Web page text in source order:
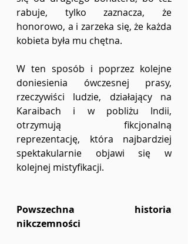
rabuje, tylko zaznacza, że
honorowo, a i zarzeka się, że każda
kobieta była mu chętna.
W ten sposób i poprzez kolejne
doniesienia ówczesnej prasy,
rzeczywiści ludzie, działający na
Karaibach i w pobliżu Indii,
otrzymują fikcjonalną
reprezentację, która najbardziej
spektakularnie objawi się w
kolejnej mistyfikacji.
Powszechna historia
nikczemności